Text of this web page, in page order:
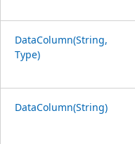
DataColumn(String,
Type)
DataColumn(String)